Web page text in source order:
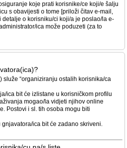
koje prati korisnike/ce koji/e šalju
s obavijesti o tome [priloži čitav e-mail,
o korisniku/ci koji/a je poslao/la e-
ica može poduzeti (za to
služe “organiziranju ostalih korisnika/ca
ica bit će izlistane u korisničkom profilu
mogao/la vidjeti njihov online
Postovi i sl. tih osoba mogu biti
ica bit će zadano skriveni.